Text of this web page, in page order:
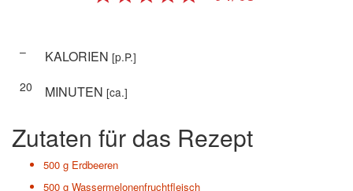
– KALORIEN [p.P.]
20
MINUTEN [ca.]
Zutaten für das Rezept
500 g Erdbeeren
500 g Wassermelonenfruchtfleisch